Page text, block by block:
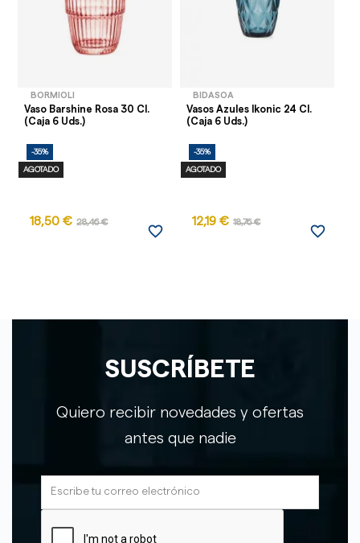
BORMIOLI
Vaso Barshine Rosa 30 Cl.
(Caja 6 Uds.)
-35%
AGOTADO
18,50 € 28,46 €
favorite_border
BIDASOA
Vasos Azules Ikonic 24 Cl.
(Caja 6 Uds.)
-35%
AGOTADO
12,19 € 18,76 €
favorite_border
SUSCRÍBETE
Quiero recibir novedades y ofertas
antes que nadie